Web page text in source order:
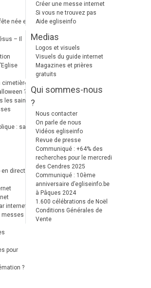
née en
– Il
?
les saints !
: sa
en direct
internet
messes
pour
?
Créer une messe internet
Si vous ne trouvez pas
Aide egliseinfo
Medias
Logos et visuels
Visuels du guide internet
Magazines et prières
gratuits
Qui sommes-nous
?
Nous contacter
On parle de nous
Vidéos egliseinfo
Revue de presse
Communiqué : +64% des
recherches pour le mercredi
des Cendres 2025
Communiqué : 10ème
anniversaire d’egliseinfo.be
à Pâques 2024
1.600 célébrations de Noël
Conditions Générales de
Vente